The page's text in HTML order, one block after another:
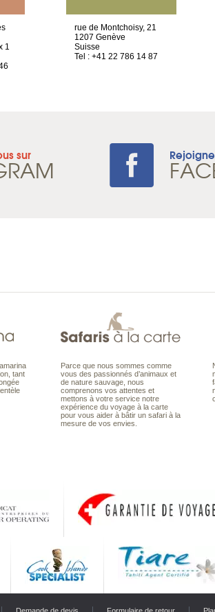
1
rue de Montchoisy, 21
1207 Genève
Suisse
Tel : +41 22 786 14 87
sur
tant
Parce que nous sommes comme
vous des passionnés d’animaux et
de nature sauvage, nous
comprenons vos attentes et
mettons à votre service notre
expérience du voyage à la carte
pour vous aider à bâtir un safari à la
mesure de vos envies.